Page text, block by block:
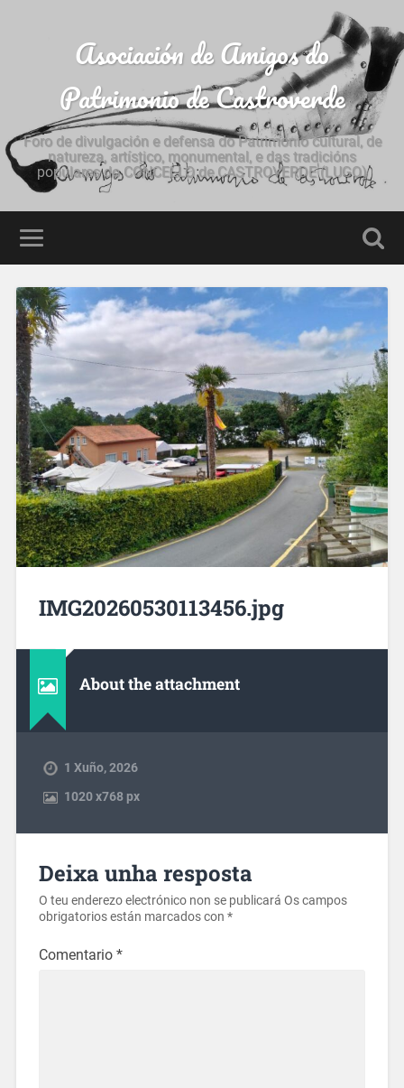
Asociación de Amigos do
Patrimonio de Castroverde
Foro de divulgación e defensa do Patrimonio cultural, de
natureza, artístico, monumental, e das tradicións
populares do CONCELLO de CASTROVERDE (LUGO)
IMG20260530113456.jpg
About the attachment
1 Xuño, 2026
1020x768 px
Deixa unha resposta
O teu enderezo electrónico non se publicará Os campos
obrigatorios están marcados con *
Comentario *